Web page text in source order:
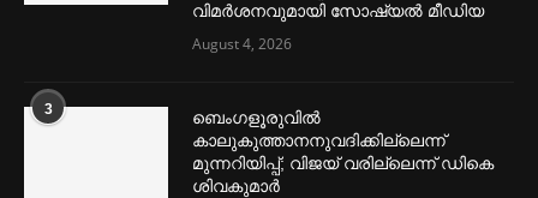
വിമര്‍ശനവുമായി സോഷ്യല്‍ മീഡിയ
August 4, 2026
3
ബെംഗളൂരുവില്‍
കാലുകുത്താനനുവദിക്കില്ലെന്ന്
മുന്നറിയിപ്പ്; വിജയ് വരില്ലെന്ന് ഡികെ
ശിവകുമാര്‍